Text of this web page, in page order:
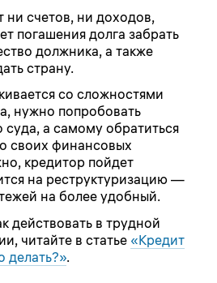
ни счетов, ни доходов,
погашения долга забрать
должника, а также
страну.
со сложностями
нужно попробовать
суда, а самому обратиться
своих финансовых
кредитор пойдет
на реструктуризацию —
на более удобный.
действовать в трудной
читайте в статье «Кредит
делать?».